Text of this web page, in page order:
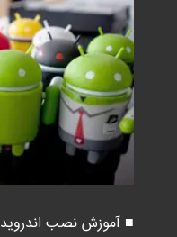
■ آموزش نصب اندروید 6 روی گلکسی اس 5